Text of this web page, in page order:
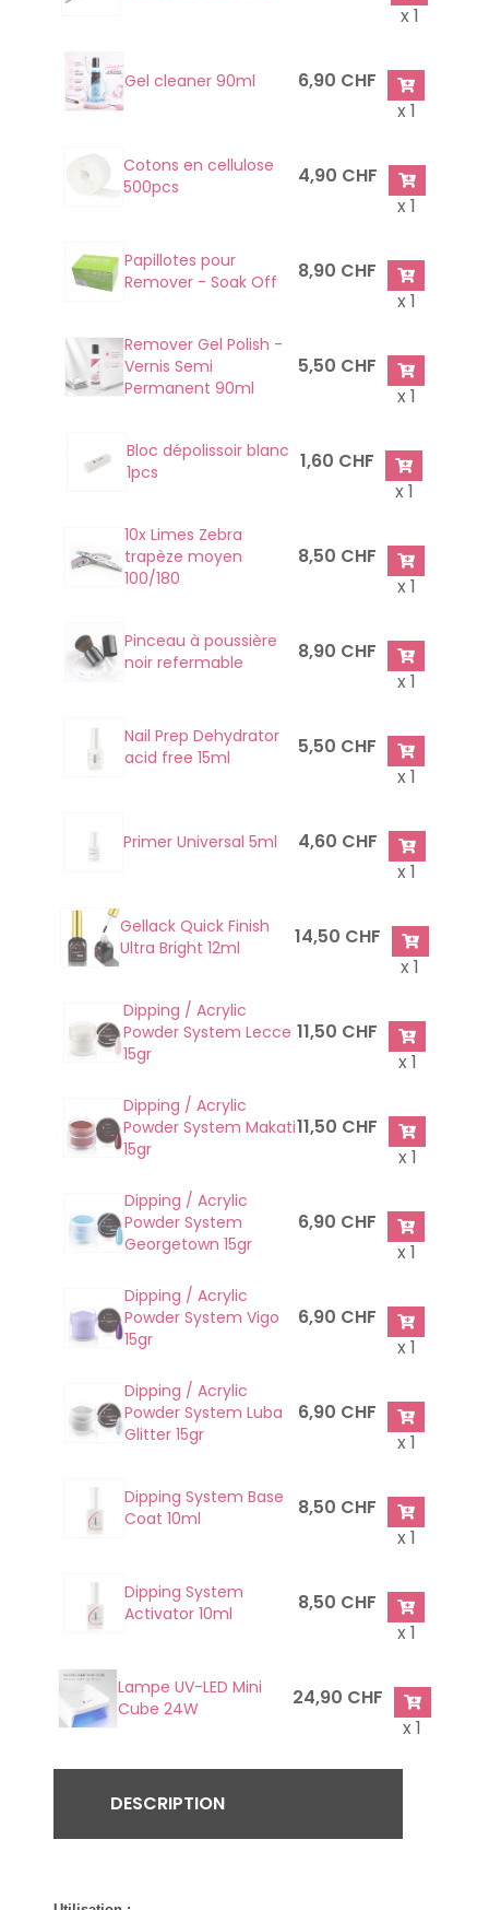
x 1
Gel cleaner 90ml
6,90 CHF
x 1
Cotons en cellulose
500pcs
4,90 CHF
x 1
Papillotes pour
Remover - Soak Off
8,90 CHF
x 1
Remover Gel Polish -
Vernis Semi
Permanent 90ml
5,50 CHF
x 1
Bloc dépolissoir blanc
1pcs
1,60 CHF
x 1
10x Limes Zebra
trapèze moyen
100/180
8,50 CHF
x 1
Pinceau à poussière
noir refermable
8,90 CHF
x 1
Nail Prep Dehydrator
acid free 15ml
5,50 CHF
x 1
Primer Universal 5ml
4,60 CHF
x 1
Gellack Quick Finish
Ultra Bright 12ml
14,50 CHF
x 1
Dipping / Acrylic
Powder System Lecce
15gr
11,50 CHF
x 1
Dipping / Acrylic
Powder System Makati
15gr
11,50 CHF
x 1
Dipping / Acrylic
Powder System
Georgetown 15gr
6,90 CHF
x 1
Dipping / Acrylic
Powder System Vigo
15gr
6,90 CHF
x 1
Dipping / Acrylic
Powder System Luba
Glitter 15gr
6,90 CHF
x 1
Dipping System Base
Coat 10ml
8,50 CHF
x 1
Dipping System
Activator 10ml
8,50 CHF
x 1
Lampe UV-LED Mini
Cube 24W
24,90 CHF
x 1
DESCRIPTION